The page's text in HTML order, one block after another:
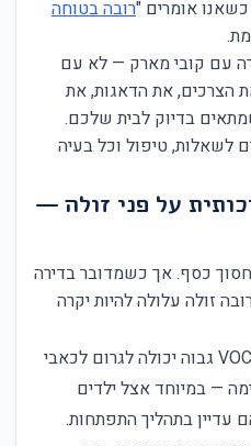
כשאנו אומרים "רובה בטוחה
עם קובי מארק — לא עם
הצרכים, את הדאגות, את
בדיוק לבית שלכם.
לשאלות, טיפול וכל בעיה
על פני זולה —
כסף. אך כשמדובר בדירה
זולה עלולה להיות יקרה
רובה זולה עם VOC גבוה יכולה לגרום לכאבי
— במיוחד אצל ילדים
בתהליך התפתחות.